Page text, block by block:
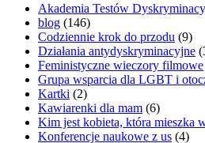
Akademia Testów
blog (146)
Codziennie krok do przodu (9)
Działania antydyskryminacyjne
Feministyczne wieczory filmowe
Grupa wsparcia dla LGBT i
Kartki (2)
Kawiarenki dla mam (6)
Kim jest kobieta, która mieszka
Konferencje naukowe z us (4)